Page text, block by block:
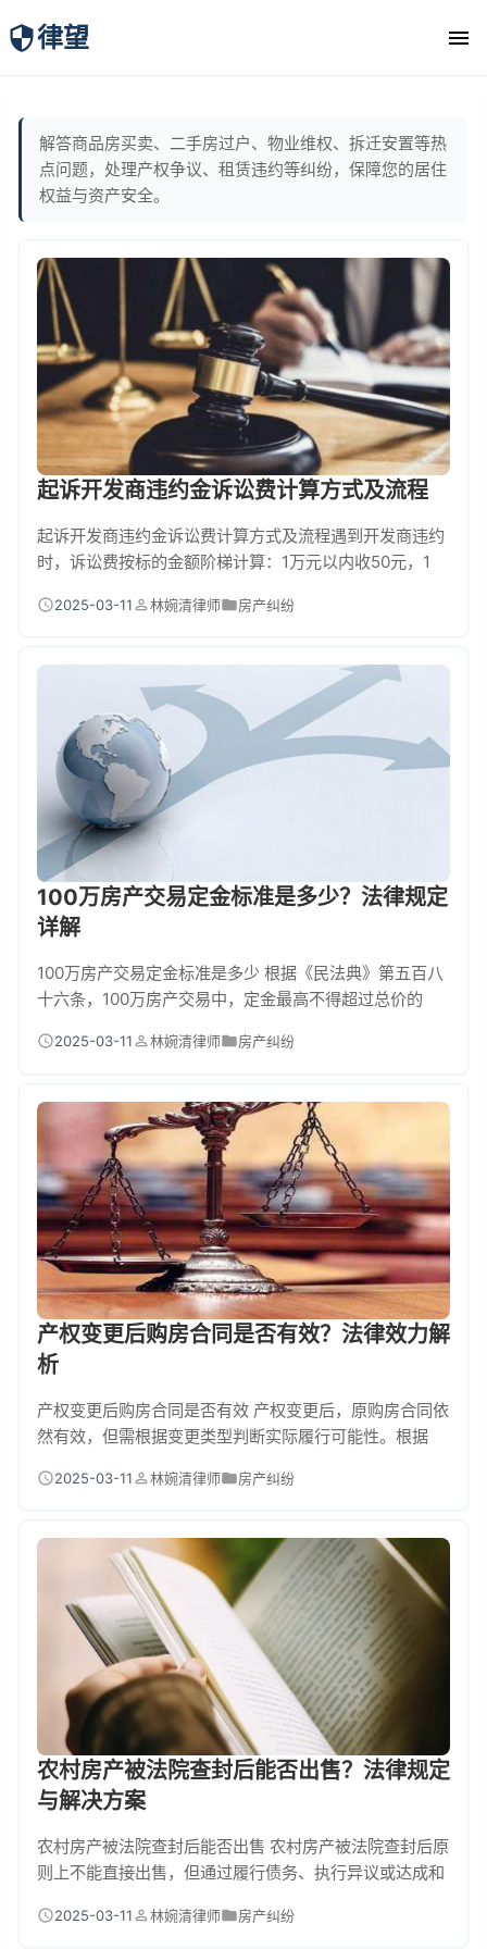
律望
解答商品房买卖、二手房过户、物业维权、拆迁安置等热
点问题，处理产权争议、租赁违约等纠纷，保障您的居住
权益与资产安全。
起诉开发商违约金诉讼费计算方式及流程
起诉开发商违约金诉讼费计算方式及流程遇到开发商违约
时，诉讼费按标的金额阶梯计算：1万元以内收50元，1
金，诉讼费计算为：10万×2.5%+5万
案→诉前调解→正式开庭→判决执行五个阶段，全程约3-
6个月。违约金官司必知的法律武器根据《民法典》第五
百八十五条
2025-03-11 林婉清律师 房产纠纷
100万房产交易定金标准是多少？法律规定
详解
100万房产交易定金标准是多少 根据《民法典》第五百八
十六条，100万房产交易中，定金最高不得超过总价的
约定在5%-10%之间，即5万到10万元。注意！超过法定
的10万不受法律保护。 一、定金背后的法律密码 很多人
不知道，定金和订金在法律上完全是两码事。去年就发生
过典型案例：买家支付15万"订...
2025-03-11 林婉清律师 房产纠纷
产权变更后购房合同是否有效？法律效力解
析
产权变更后购房合同是否有效 产权变更后，原购房合同依
然有效，但需根据变更类型判断实际履行可能性。根据
同签订时双方具备民事行为能力、意思表示真实且内容合
要注意，产权变更可能影响合同的实际履行，需通过法律
途径主张权益。 一、为什么产权变更不影响合同效力？
购房合同属于债权行为，而产权登记属于
2025-03-11 林婉清律师 房产纠纷
农村房产被法院查封后能否出售？法律规定
与解决方案
农村房产被法院查封后能否出售 农村房产被法院查封后原
则上不能直接出售，但通过履行债务、执行异议或达成和
讼法》第242条，查封期间擅自处分财产可能面临罚款甚
2025-03-11 林婉清律师 房产纠纷